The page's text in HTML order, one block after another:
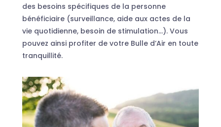
des besoins spécifiques de la personne
bénéficiaire (surveillance, aide aux actes de la
vie quotidienne, besoin de stimulation…). Vous
pouvez ainsi profiter de votre Bulle d’Air en toute
tranquillité.